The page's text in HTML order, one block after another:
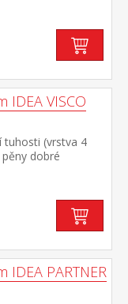
roštů,
90 × 200 cm
15 cm (M2, M5,
IDEA VISCO
tuhosti (vrstva 4
dobré
životnost
typy roštů
ze dvou částí,
60 °C doporučená
PARTNER